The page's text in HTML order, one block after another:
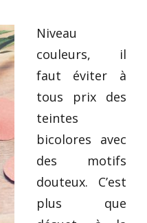
Niveau
couleurs, il
faut éviter à
tous prix des
teintes
bicolores avec
des motifs
douteux. C’est
plus que